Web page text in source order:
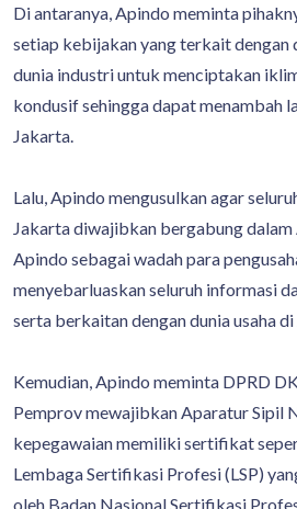
Di antaranya, Apindo meminta
setiap kebijakan yang terkait dengan
dunia industri untuk menciptakan
kondusif sehingga dapat menambah
Jakarta.
Lalu, Apindo mengusulkan agar
Jakarta diwajibkan bergabung dalam
Apindo sebagai wadah para
menyebarluaskan seluruh informasi
serta berkaitan dengan dunia usaha
Kemudian, Apindo meminta DPRD
Pemprov mewajibkan Aparatur Sipil
kepegawaian memiliki sertifikat
Lembaga Sertifikasi Profesi (LSP)
oleh Badan Nasional Sertifikasi